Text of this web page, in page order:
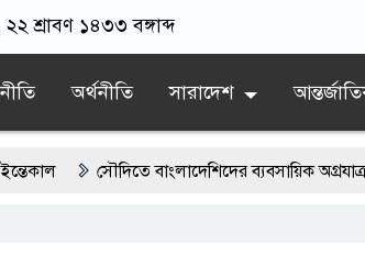
শ্রাবণ ১৪৩৩ বঙ্গাব্দ
অর্থনীতি সারাদেশ
সৌদিতে বাংলাদেশিদের ব্যবসায়িক অগ্রযাত্রায় নতুন
গণঅভ্যুত্থান বাংলাদেশের উঠান বৈঠক